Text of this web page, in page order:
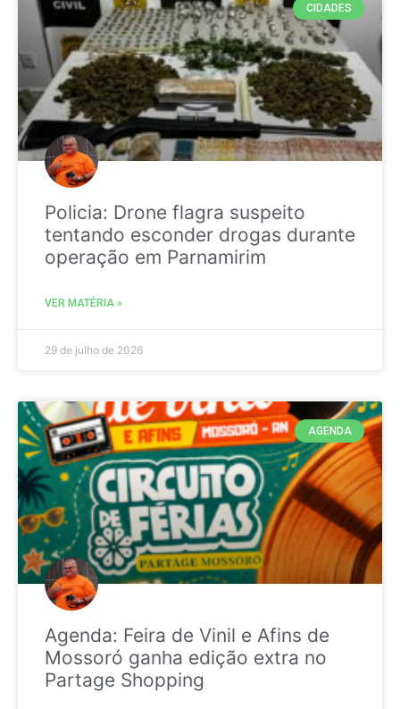
CIDADES
Policia: Drone flagra suspeito
tentando esconder drogas durante
operação em Parnamirim
VER MATÉRIA »
29 de julho de 2026
AGENDA
Agenda: Feira de Vinil e Afins de
Mossoró ganha edição extra no
Partage Shopping